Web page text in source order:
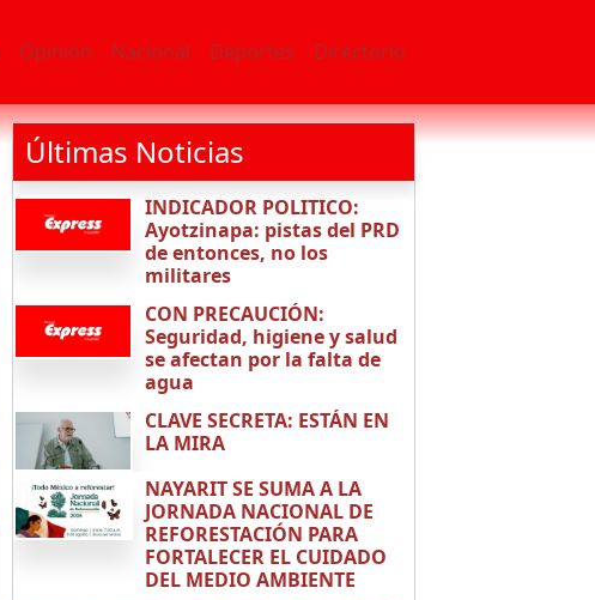
Opinión Nacional Deportes Directorio
Últimas Noticias
INDICADOR POLITICO:
Ayotzinapa: pistas del PRD
de entonces, no los
militares
CON PRECAUCIÓN:
Seguridad, higiene y salud
se afectan por la falta de
agua
CLAVE SECRETA: ESTÁN EN
LA MIRA
NAYARIT SE SUMA A LA
JORNADA NACIONAL DE
REFORESTACIÓN PARA
FORTALECER EL CUIDADO
DEL MEDIO AMBIENTE